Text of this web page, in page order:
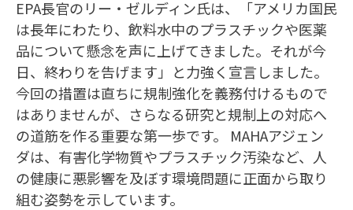
EPA長官のリー・ゼルディン氏は、「アメリカ国民
は長年にわたり、飲料水中のプラスチックや医薬
品について懸念を声に上げてきました。それが今
日、終わりを告げます」と力強く宣言しました。
今回の措置は直ちに規制強化を義務付けるもので
はありませんが、さらなる研究と規制上の対応へ
の道筋を作る重要な第一歩です。 MAHAアジェン
ダは、有害化学物質やプラスチック汚染など、人
の健康に悪影響を及ぼす環境問題に正面から取り
組む姿勢を示しています。